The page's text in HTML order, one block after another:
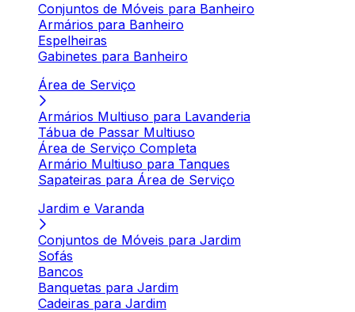
Conjuntos de Móveis para Banheiro
Armários para Banheiro
Espelheiras
Gabinetes para Banheiro
Área de Serviço
Armários Multiuso para Lavanderia
Tábua de Passar Multiuso
Área de Serviço Completa
Armário Multiuso para Tanques
Sapateiras para Área de Serviço
Jardim e Varanda
Conjuntos de Móveis para Jardim
Sofás
Bancos
Banquetas para Jardim
Cadeiras para Jardim